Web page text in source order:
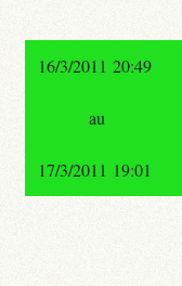
16/3/2011 20:49
au
17/3/2011 19:01